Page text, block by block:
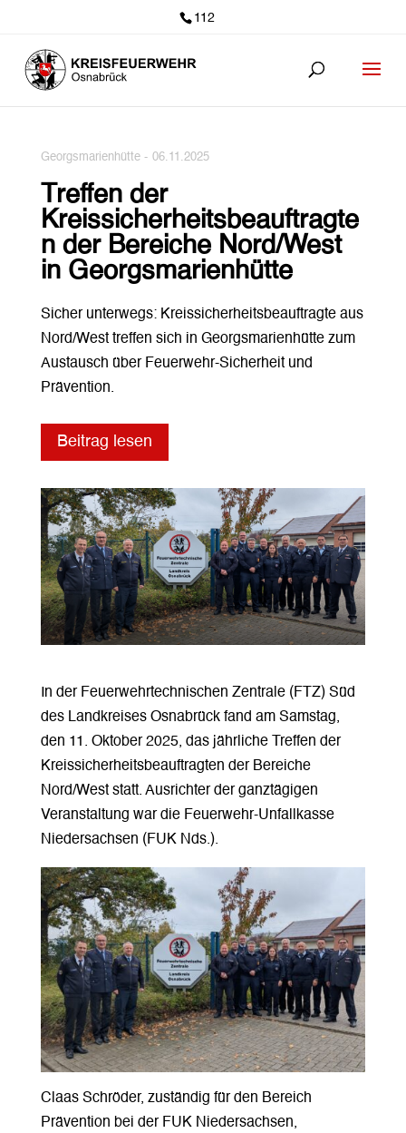
112
Georgsmarienhütte - 06.11.2025
Treffen der
Kreissicherheitsbeauftragte
n der Bereiche Nord/West
in Georgsmarienhütte
Sicher unterwegs: Kreissicherheitsbeauftragte aus
Nord/West treffen sich in Georgsmarienhütte zum
Austausch über Feuerwehr-Sicherheit und
Prävention.
Beitrag lesen
In der Feuerwehrtechnischen Zentrale (FTZ) Süd
des Landkreises Osnabrück fand am Samstag,
den 11. Oktober 2025, das jährliche Treffen der
Kreissicherheitsbeauftragten der Bereiche
Nord/West statt. Ausrichter der ganztägigen
Veranstaltung war die Feuerwehr-Unfallkasse
Niedersachsen (FUK Nds.).
Claas Schröder, zuständig für den Bereich
Prävention bei der FUK Niedersachsen,